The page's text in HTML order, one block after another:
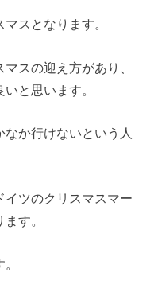
スとなります。
スの迎え方があり、
と思います。
か行けないという人
イツのクリスマスマー
す。